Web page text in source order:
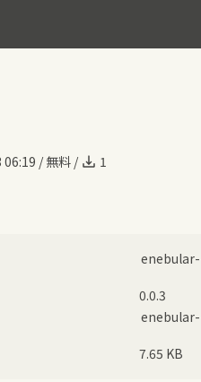
/ 無料 / 1
0.0.3
7.65 KB